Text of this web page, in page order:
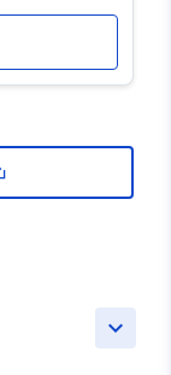
keyboard_arrow_down